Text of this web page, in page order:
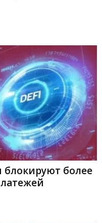
более